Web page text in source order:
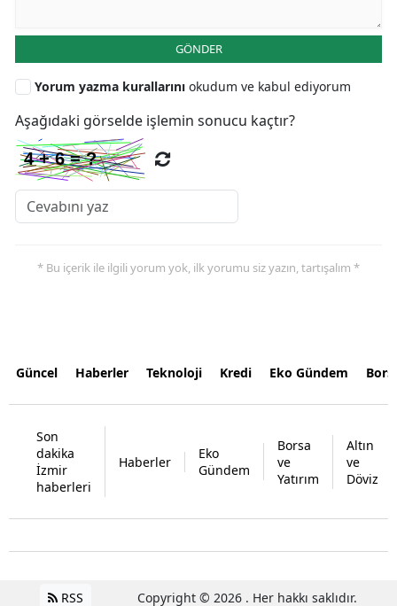
GÖNDER
Yorum yazma kurallarını okudum ve kabul ediyorum
Aşağıdaki görselde işlemin sonucu kaçtır?
* Bu içerik ile ilgili yorum yok, ilk yorumu siz yazın, tartışalım *
Güncel Haberler Teknoloji Kredi Eko Gündem
Son
dakika
İzmir
haberleri
Haberler
Eko
Gündem
Borsa
ve
Yatırım
Altın
ve
Döviz
RSS Copyright © 2026 . Her hakkı saklıdır.